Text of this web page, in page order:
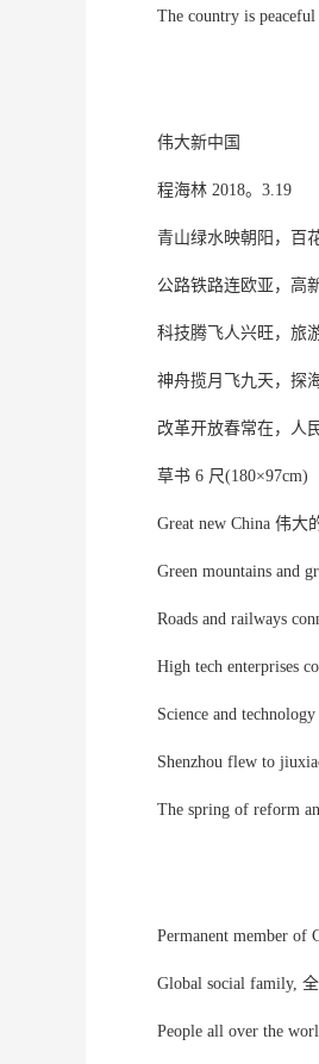
The country is
伟大新中国
程海林 2018。3.19
青山绿水映朝阳，百
公路铁路连欧亚，高
科技腾飞人兴旺，旅
神舟揽月飞九天，探
改革开放春常在，人
草书 6 尺(180×97cm)
Great new China 伟大
Green mountains and
Roads and railways
High tech enterprises
Science and
Shenzhou flew to
The spring of reform
Permanent member of
Global social family,
People all over the